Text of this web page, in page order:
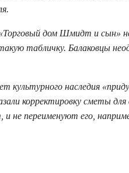
дом Шмидт и сын»
табличку. Балаковцы
культурного наследия
корректировку сметы
и не переименуют его,